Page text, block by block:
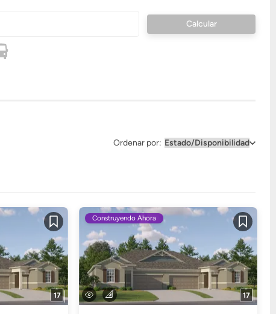
Ordenar por:
Guardar
17
Guardar
17
Construyendo Ahora